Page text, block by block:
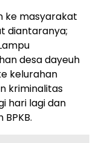
ke masyarakat
diantaranya;
desa dayeuh
kelurahan
kriminalitas
hari lagi dan